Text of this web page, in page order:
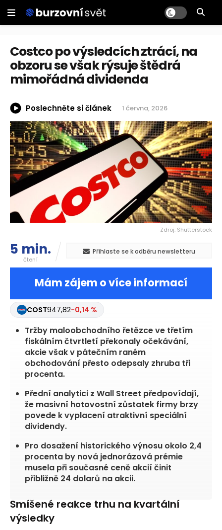
Costco po výsledcích ztrácí, na
obzoru se však rýsuje štědrá
mimořádná dividenda
Poslechněte si článek 1 června, 2026
Zdroj: Shutterstock
5 min.
čtení
Přihlaste se k odběru newsletteru
Mám zájem o více informací
COST947,82-0,14 %
Tržby maloobchodního řetězce ve třetím
fiskálním čtvrtletí překonaly očekávání,
akcie však v pátečním raném
obchodování přesto odepsaly zhruba tři
procenta.
Přední analytici z Wall Street předpovídají,
že masivní hotovostní zůstatek firmy brzy
povede k vyplacení atraktivní speciální
dividendy.
Pro dosažení historického výnosu okolo 2,4
procenta by nová jednorázová prémie
musela při současné ceně akcií činit
přibližně 24 dolarů na akcii.
Smíšené reakce trhu na kvartální
výsledky